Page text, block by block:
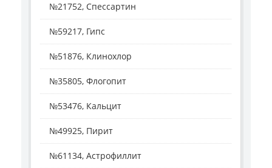
№21752, Спессартин
№59217, Гипс
№51876, Клинохлор
№35805, Флогопит
№53476, Кальцит
№49925, Пирит
№61134, Астрофиллит